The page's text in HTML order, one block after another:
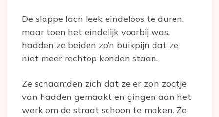
De slappe lach leek eindeloos te duren,
maar toen het eindelijk voorbij was,
hadden ze beiden zo’n buikpijn dat ze
niet meer rechtop konden staan.
Ze schaamden zich dat ze er zo’n zootje
van hadden gemaakt en gingen aan het
werk om de straat schoon te maken. Ze